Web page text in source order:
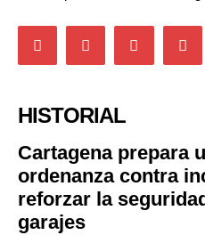
HISTORIAL
Cartagena prepara
ordenanza contra
reforzar la
garajes